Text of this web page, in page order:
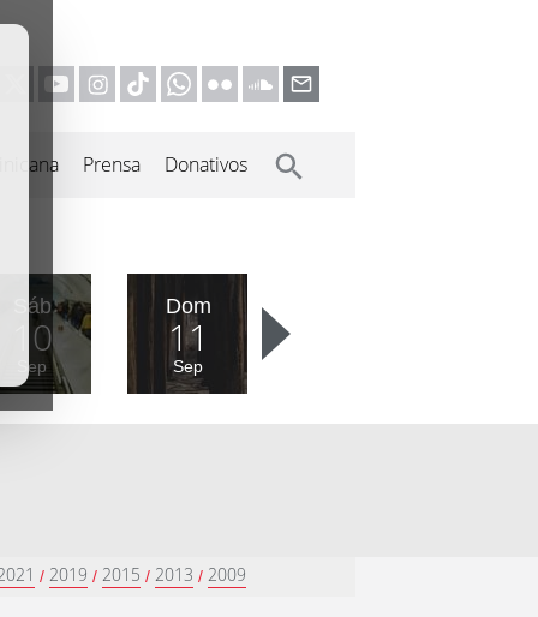
Prensa Donativos
Sáb
10
Sep
Dom
11
Sep
/ 2019 / 2015 / 2013 / 2009